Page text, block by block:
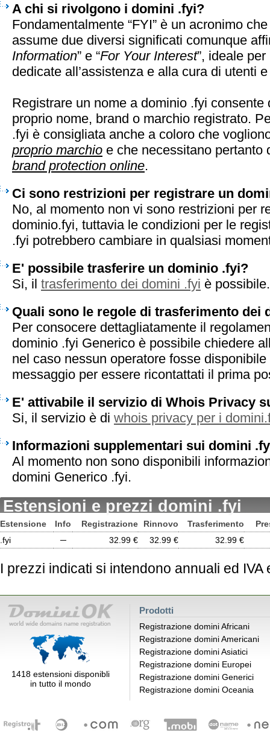
A chi si rivolgono i domini .fyi?
Fondamentalmente “FYI” è un acronimo
assume due diversi significati comunque
Information” e “For Your Interest”, ideale
dedicate all’assistenza e alla cura di utenti
Registrare un nome a dominio .fyi consente
proprio nome, brand o marchio registrato.
.fyi è consigliata anche a coloro che
proprio marchio e che necessitano pertanto
brand protection online.
Ci sono restrizioni per registrare un
No, al momento non vi sono restrizioni per
dominio.fyi, tuttavia le condizioni per le
.fyi potrebbero cambiare in qualsiasi
E' possibile trasferire un dominio .fyi?
Si, il trasferimento dei domini .fyi è possibile.
Quali sono le regole di trasferimento dei
Per consocere dettagliatamente il
dominio .fyi Generico è possibile chiedere
nel caso nessun operatore fosse
messaggio per essere ricontattati il prima
E' attivabile il servizio di Whois Privacy
Si, il servizio è di whois privacy per i
Informazioni supplementari sui domini
Al momento non sono disponibili
domini Generico .fyi.
Estensioni e prezzi domini .fyi
Estensione Info Registrazione Rinnovo Trasferimento
.fyi
─ 32.99 € 32.99 € 32.99 €
I prezzi indicati si intendono annuali ed IVA
1418 estensioni disponibli
in tutto il mondo
Prodotti
Registrazione domini Africani
Registrazione domini Americani
Registrazione domini Asiatici
Registrazione domini Europei
Registrazione domini Generici
Registrazione domini Oceania